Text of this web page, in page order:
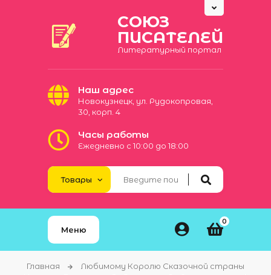
СОЮЗ
ПИСАТЕЛЕЙ
Литературный портал
Наш адрес
Новокузнецк, ул. Рудокопровая,
30, корп. 4
Часы работы
Ежедневно с 10:00 до 18:00
Меню
0
Главная
Любимому Королю Сказочной страны